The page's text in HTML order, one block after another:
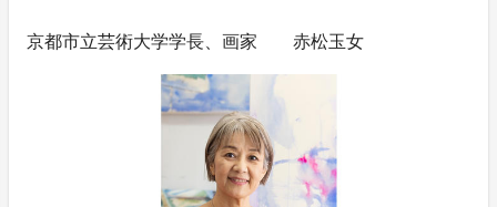
京都市立芸術大学学長、画家 赤松玉女